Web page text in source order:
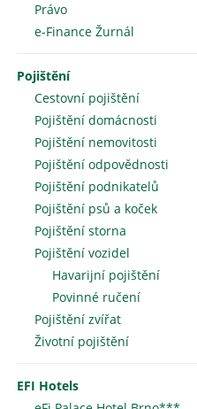
Právo
e-Finance Žurnál
Pojištění
Cestovní pojištění
Pojištění domácnosti
Pojištění nemovitosti
Pojištění odpovědnosti
Pojištění podnikatelů
Pojištění psů a koček
Pojištění storna
Pojištění vozidel
Havarijní pojištění
Povinné ručení
Pojištění zvířat
Životní pojištění
EFI Hotels